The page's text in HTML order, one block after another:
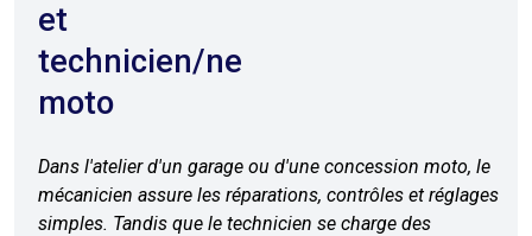
et
technicien/ne
moto
Dans l'atelier d'un garage ou d'une concession moto, le
mécanicien assure les réparations, contrôles et réglages
simples. Tandis que le technicien se charge des